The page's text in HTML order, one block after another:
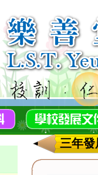
三年發